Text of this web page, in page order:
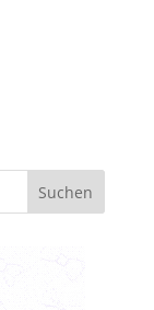
Suchen